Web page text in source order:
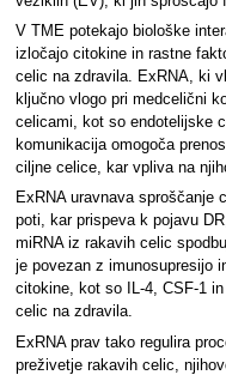
V TME potekajo biološke
izločajo citokine in rastne
celic na zdravila. ExRNA, ki
ključno vlogo pri medcelični
celicami, kot so endotelijske
komunikacija omogoča
ciljne celice, kar vpliva na
ExRNA uravnava sproščanje
poti, kar prispeva k pojavu
miRNA iz rakavih celic
je povezan z imunosupresijo
citokine, kot so IL-4, CSF-1
celic na zdravila.
ExRNA prav tako regulira
preživetje rakavih celic,